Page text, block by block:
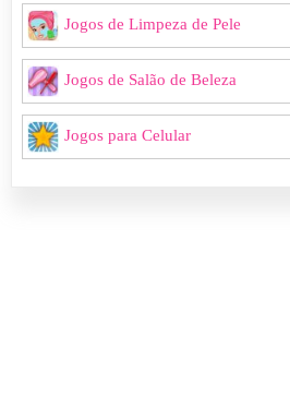
Jogos de Limpeza de Pele
Jogos de Salão de Beleza
Jogos para Celular